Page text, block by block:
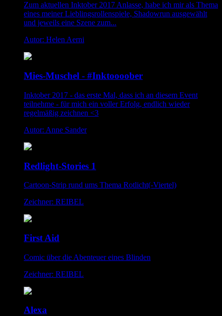
Zum aktuellen Inktober 2017 Anlasse, habe ich mir als Thema
eines meiner Lieblingsrollenspiele, Shadowrun ausgewählt
und jeweils eine Szene zum...
Autor: Helen Aerni
Mies-Muschel - #Inktoooober
Inktober 2017 - das erste Mal, dass ich an diesem Event
teilnehme - für mich ein voller Erfolg, endlich wieder
regelmäßig zeichnen <3
Autor: Anne Sander
Redlight-Stories 1
Cartoon-Strip rund ums Thema Rotlicht(-Viertel)
Zeichner: REIBEL
First Aid
Comic über die Abenteuer eines Blinden
Zeichner: REIBEL
Alexa